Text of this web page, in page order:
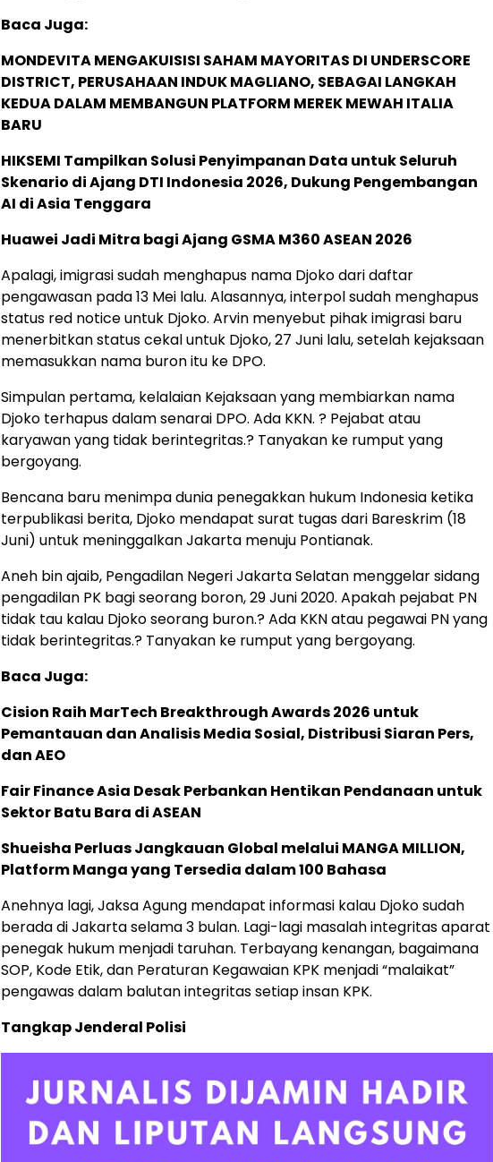
Baca Juga:
MONDEVITA MENGAKUISISI SAHAM MAYORITAS DI UNDERSCORE
DISTRICT, PERUSAHAAN INDUK MAGLIANO, SEBAGAI LANGKAH
KEDUA DALAM MEMBANGUN PLATFORM MEREK MEWAH ITALIA
BARU
HIKSEMI Tampilkan Solusi Penyimpanan Data untuk Seluruh
Skenario di Ajang DTI Indonesia 2026, Dukung Pengembangan
AI di Asia Tenggara
Huawei Jadi Mitra bagi Ajang GSMA M360 ASEAN 2026
Apalagi, imigrasi sudah menghapus nama Djoko dari daftar
pengawasan pada 13 Mei lalu. Alasannya, interpol sudah menghapus
status red notice untuk Djoko. Arvin menyebut pihak imigrasi baru
menerbitkan status cekal untuk Djoko, 27 Juni lalu, setelah kejaksaan
memasukkan nama buron itu ke DPO.
Simpulan pertama, kelalaian Kejaksaan yang membiarkan nama
Djoko terhapus dalam senarai DPO. Ada KKN. ? Pejabat atau
karyawan yang tidak berintegritas.? Tanyakan ke rumput yang
bergoyang.
Bencana baru menimpa dunia penegakkan hukum Indonesia ketika
terpublikasi berita, Djoko mendapat surat tugas dari Bareskrim (18
Juni) untuk meninggalkan Jakarta menuju Pontianak.
Aneh bin ajaib, Pengadilan Negeri Jakarta Selatan menggelar sidang
pengadilan PK bagi seorang boron, 29 Juni 2020. Apakah pejabat PN
tidak tau kalau Djoko seorang buron.? Ada KKN atau pegawai PN yang
tidak berintegritas.? Tanyakan ke rumput yang bergoyang.
Baca Juga:
Cision Raih MarTech Breakthrough Awards 2026 untuk
Pemantauan dan Analisis Media Sosial, Distribusi Siaran Pers,
dan AEO
Fair Finance Asia Desak Perbankan Hentikan Pendanaan untuk
Sektor Batu Bara di ASEAN
Shueisha Perluas Jangkauan Global melalui MANGA MILLION,
Platform Manga yang Tersedia dalam 100 Bahasa
Anehnya lagi, Jaksa Agung mendapat informasi kalau Djoko sudah
berada di Jakarta selama 3 bulan. Lagi-lagi masalah integritas aparat
penegak hukum menjadi taruhan. Terbayang kenangan, bagaimana
SOP, Kode Etik, dan Peraturan Kegawaian KPK menjadi “malaikat”
pengawas dalam balutan integritas setiap insan KPK.
Tangkap Jenderal Polisi